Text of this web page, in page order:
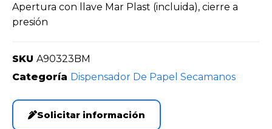
Apertura con llave Mar Plast (incluida), cierre a
presión
SKU A90323BM
Categoría Dispensador De Papel Secamanos
Solicitar información